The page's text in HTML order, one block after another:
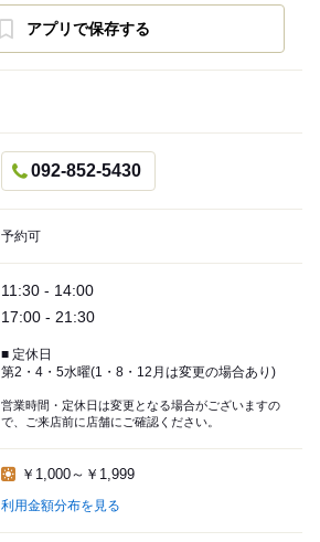
アプリで保存する
092-852-5430
予約可
11:30 - 14:00
17:00 - 21:30
■ 定休日
第2・4・5水曜(1・8・12月は変更の場合あり)
営業時間・定休日は変更となる場合がございますの
で、ご来店前に店舗にご確認ください。
￥1,000～￥1,999
利用金額分布を見る